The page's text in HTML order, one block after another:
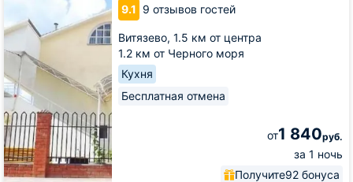
9.1 9 отзывов гостей
Витязево, 1.5 км от центра
1.2 км от Черного моря
Кухня
Бесплатная отмена
от1 840руб.
за 1 ночь
Получите92 бонуса